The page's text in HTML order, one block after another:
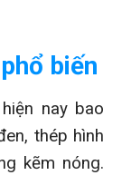
biến
nay bao
thép hình
kẽm nóng.